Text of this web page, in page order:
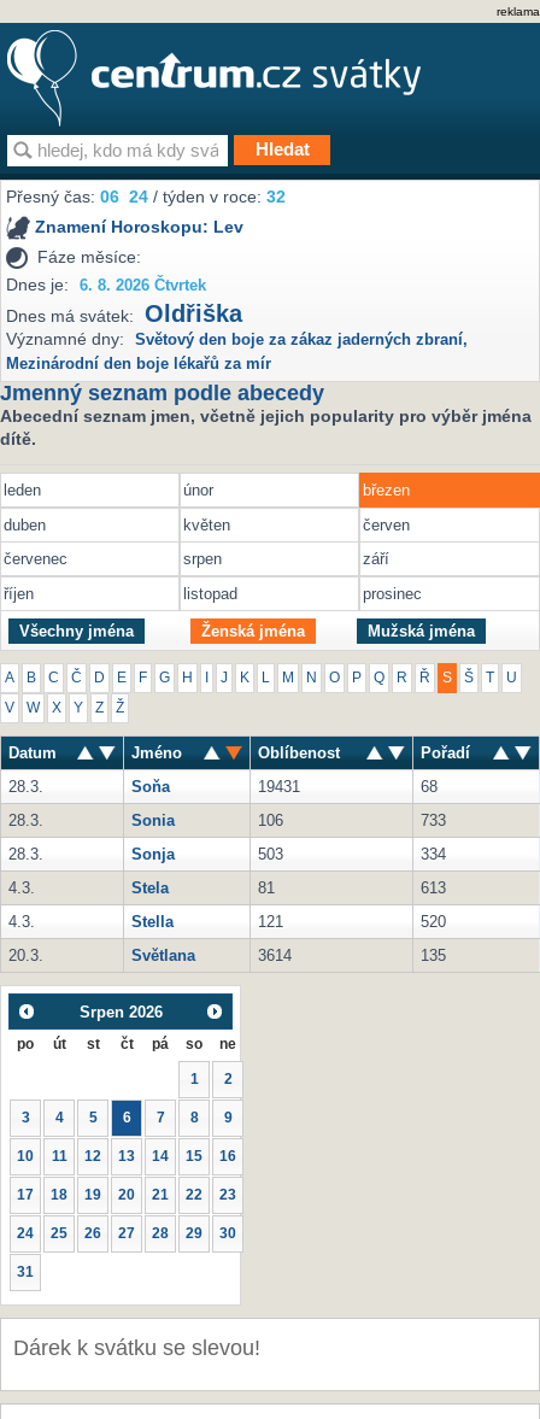
reklama
Přesný čas:06 24 / týden v roce:32
Znamení Horoskopu: Lev
Fáze měsíce:
Dnes je:
6. 8. 2026 Čtvrtek
Dnes má svátek: Oldřiška
Významné dny: Světový den boje za zákaz jaderných zbraní,
Mezinárodní den boje lékařů za mír
Jmenný seznam podle abecedy
Abecední seznam jmen, včetně jejich popularity pro výběr jména
dítě.
leden únor
březen
duben
květen
červen
červenec
srpen
září
říjen
listopad prosinec
Všechny jména Ženská jména Mužská jména
A B C Č D E F G H J K M N O P Q R Ř S Š U
V W X Y Z Ž
Datum Jméno Oblíbenost
Pořadí
28.3.
Soňa 19431
68
28.3.
Sonia 106
733
28.3.
Sonja 503
334
4.3.
Stela 81
613
4.3.
Stella 121
520
20.3.
Světlana 3614 135
Srpen 2026
po út st čt pá so ne
1 2
3 4 5 6 7 8 9
10 11 12 13 14 15 16
17 18 19 20 21 22 23
24 25 26 27 28 29 30
31
Dárek k svátku se slevou!